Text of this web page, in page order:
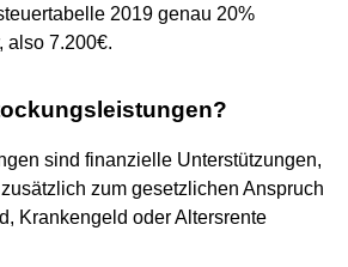
2019 genau 20%
also 7.200€.
sind finanzielle Unterstützungen,
zum gesetzlichen Anspruch
Krankengeld oder Altersrente